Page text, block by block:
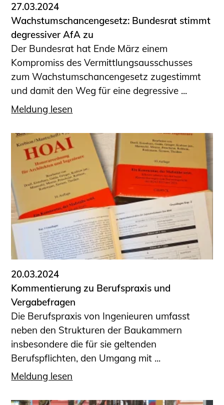
27.03.2024
Wachstumschancengesetz: Bundesrat stimmt
degressiver AfA zu
Der Bundesrat hat Ende März einem
Kompromiss des Vermittlungsausschusses
zum Wachstumschancengesetz zugestimmt
und damit den Weg für eine degressive ...
Meldung lesen
20.03.2024
Kommentierung zu Berufspraxis und
Vergabefragen
Die Berufspraxis von Ingenieuren umfasst
neben den Strukturen der Baukammern
insbesondere die für sie geltenden
Berufspflichten, den Umgang mit ...
Meldung lesen